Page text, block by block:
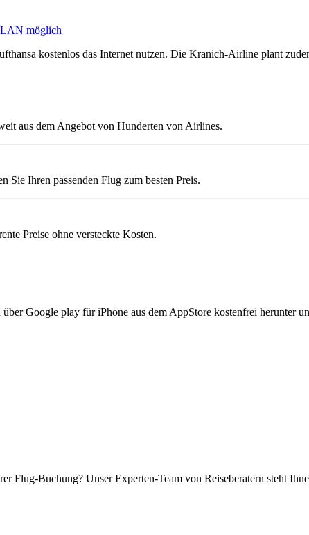
möglich
kostenlos das Internet nutzen. Die Kranich-Airline plant
aus dem Angebot von Hunderten von Airlines.
Sie Ihren passenden Flug zum besten Preis.
Preise ohne versteckte Kosten.
Google play für iPhone aus dem AppStore kostenfrei herunter
Flug-Buchung? Unser Experten-Team von Reiseberatern steht